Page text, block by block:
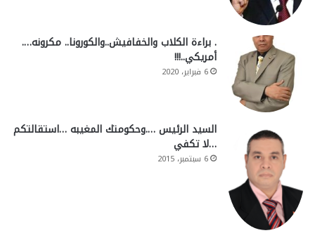
. براءة الكلاب والخفافيش..والكورونا.. مكرونه….
أمريكي..!!!
6 فبراير، 2020
السيد الرئيس ….وحكومتك المغيبه …استقالتكم
…لا تكفي
6 سبتمبر، 2015